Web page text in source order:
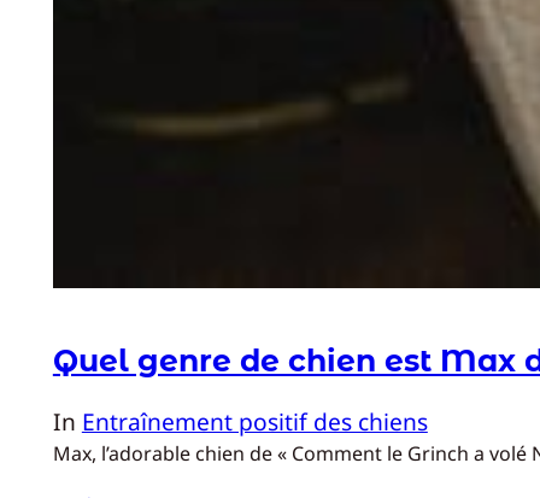
Quel genre de chien est Max
In Entraînement positif des chiens
Max, l’adorable chien de « Comment le Grinch a